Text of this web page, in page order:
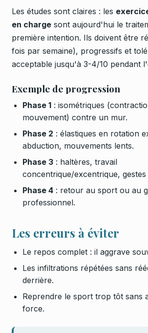
Les études sont claires : les
en charge sont aujourd'hui le
première intention. Ils doivent être
fois par semaine), progressifs et
acceptable jusqu'à 3-4/10 pendant
Exemple de progression
Phase 1 : isométriques
mouvement) contre un mur.
Phase 2 : élastiques en rotation
abduction, mouvements lents.
Phase 3 : haltères, travail
concentrique/excentrique,
Phase 4 : retour au sport ou au
professionnel.
Les erreurs à éviter
Le repos complet : il aggrave
Les infiltrations répétées sans
derrière.
Reprendre le sport trop tôt sans
force.